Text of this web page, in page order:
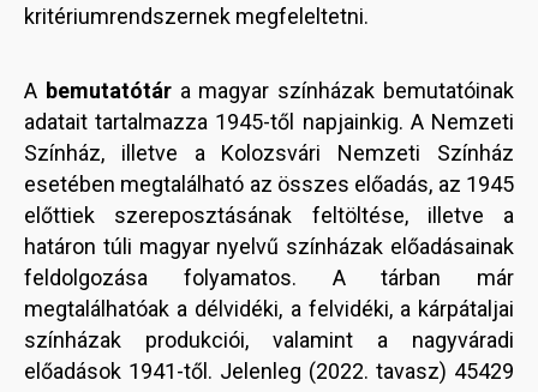
kritériumrendszernek megfeleltetni.
A bemutatótára magyar színházak bemutatóinak
adatait tartalmazza 1945-től napjainkig. A Nemzeti
Színház, illetve a Kolozsvári Nemzeti Színház
esetében megtalálható az összes előadás, az 1945
előttiek szereposztásának feltöltése, illetve a
határon túli magyar nyelvű színházak előadásainak
feldolgozása folyamatos. A tárban már
megtalálhatóak a délvidéki, a felvidéki, a kárpátaljai
színházak produkciói, valamint a nagyváradi
előadások 1941-től. Jelenleg (2022. tavasz) 45429